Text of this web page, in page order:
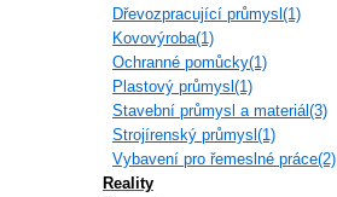
Dřevozpracující průmysl(1)
Kovovýroba(1)
Ochranné pomůcky(1)
Plastový průmysl(1)
Stavební průmysl a materiál(3)
Strojírenský průmysl(1)
Vybavení pro řemeslné práce(2)
Reality